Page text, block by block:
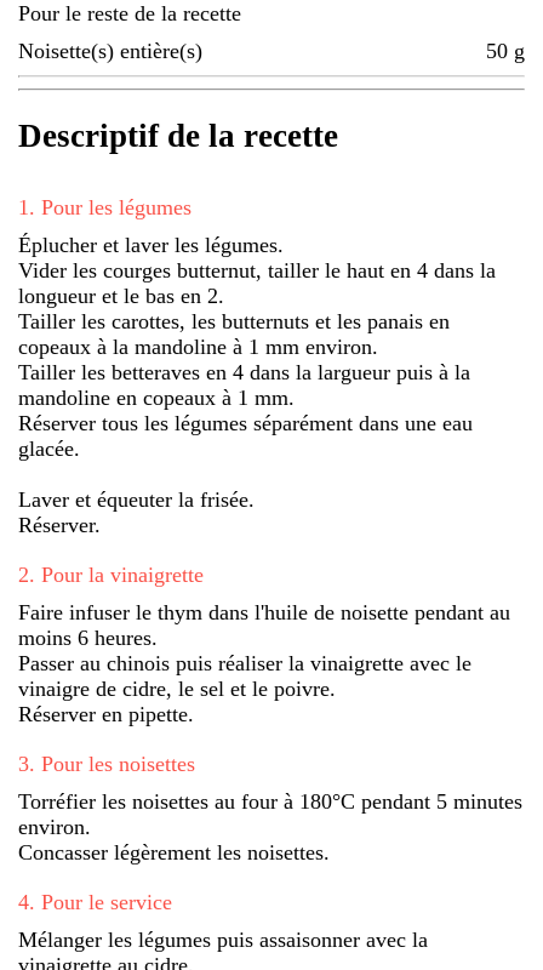
Pour le reste de la recette
Noisette(s) entière(s)
50 g
Descriptif de la recette
1 . Pour les légumes
Éplucher et laver les légumes.
Vider les courges butternut, tailler le haut en 4 dans la
longueur et le bas en 2.
Tailler les carottes, les butternuts et les panais en
copeaux à la mandoline à 1 mm environ.
Tailler les betteraves en 4 dans la largueur puis à la
mandoline en copeaux à 1 mm.
Réserver tous les légumes séparément dans une eau
glacée.
Laver et équeuter la frisée.
Réserver.
2. Pour la vinaigrette
Faire infuser le thym dans l'huile de noisette pendant au
moins 6 heures.
Passer au chinois puis réaliser la vinaigrette avec le
vinaigre de cidre, le sel et le poivre.
Réserver en pipette.
3. Pour les noisettes
Torréfier les noisettes au four à 180°C pendant 5 minutes
environ.
Concasser légèrement les noisettes.
4. Pour le service
Mélanger les légumes puis assaisonner avec la
vinaigrette au cidre.